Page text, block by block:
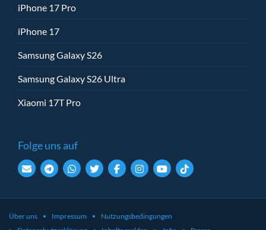
iPhone 17 Pro
iPhone 17
Samsung Galaxy S26
Samsung Galaxy S26 Ultra
Xiaomi 17T Pro
Folge uns auf
Über uns Impressum
Nutzungsbedingungen